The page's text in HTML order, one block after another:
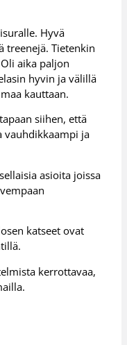
Hyvä
treenejä. Tietenkin
aika paljon
hyvin ja välillä
kauttaan.
siihen, että
vauhdikkaampi ja
asioita joissa
katseet ovat
kerrottavaa,